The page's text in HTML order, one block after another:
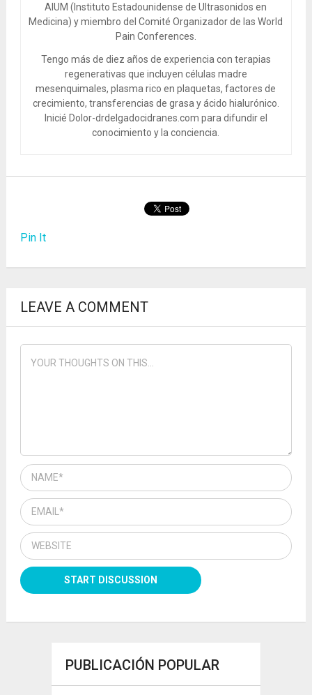
AIUM (Instituto Estadounidense de Ultrasonidos en
Medicina) y miembro del Comité Organizador de las World
Pain Conferences.
Tengo más de diez años de experiencia con terapias
regenerativas que incluyen células madre
mesenquimales, plasma rico en plaquetas, factores de
crecimiento, transferencias de grasa y ácido hialurónico.
Inicié Dolor-drdelgadocidranes.com para difundir el
conocimiento y la conciencia.
Pin It
LEAVE A COMMENT
PUBLICACIÓN POPULAR